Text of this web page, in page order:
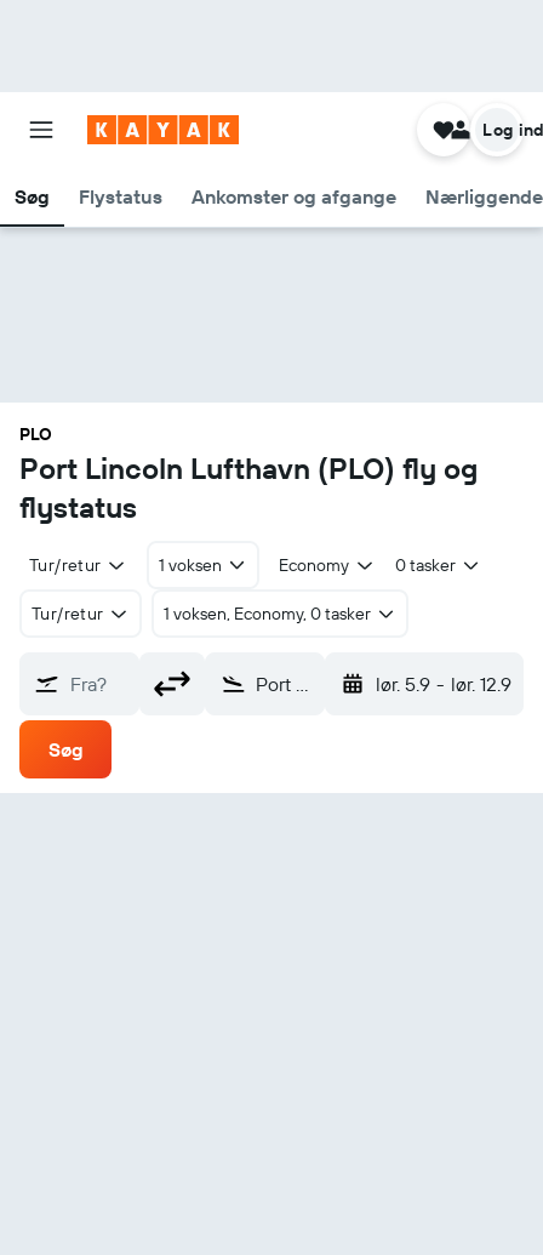
Søg Flystatus Ankomster og afgange
Log
PLO
Port Lincoln Lufthavn (PLO) fly og
flystatus
Tur/retur 1 voksen Economy 0 tasker
Tur/retur 1 voksen, Economy, 0 tasker
Fra? Port Lincoln (PLO) lør. 5.9 - lør. 12.9
Søg